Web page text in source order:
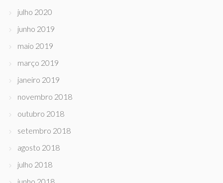
julho 2020
junho 2019
maio 2019
março 2019
janeiro 2019
novembro 2018
outubro 2018
setembro 2018
agosto 2018
julho 2018